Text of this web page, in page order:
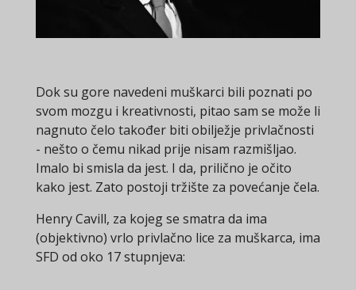
Dok su gore navedeni muškarci bili poznati po
svom mozgu i kreativnosti, pitao sam se može li
nagnuto čelo također biti obilježje privlačnosti
- nešto o čemu nikad prije nisam razmišljao.
Imalo bi smisla da jest. I da, prilično je očito
kako jest. Zato postoji tržište za povećanje čela.
Henry Cavill, za kojeg se smatra da ima
(objektivno) vrlo privlačno lice za muškarca, ima
SFD od oko 17 stupnjeva: